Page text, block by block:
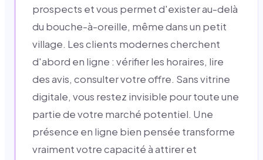
prospects et vous permet d'exister au-delà
du bouche-à-oreille, même dans un petit
village. Les clients modernes cherchent
d'abord en ligne : vérifier les horaires, lire
des avis, consulter votre offre. Sans vitrine
digitale, vous restez invisible pour toute une
partie de votre marché potentiel. Une
présence en ligne bien pensée transforme
vraiment votre capacité à attirer et